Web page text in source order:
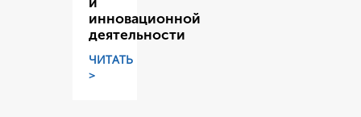
инновационной
деятельности
ЧИТАТЬ
>